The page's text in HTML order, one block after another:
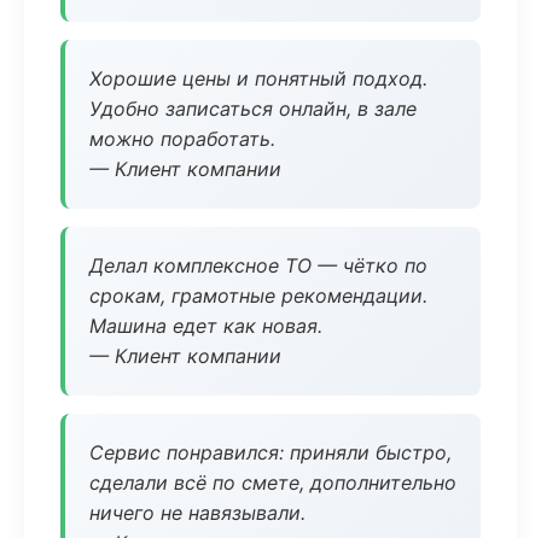
Хорошие цены и понятный подход.
Удобно записаться онлайн, в зале
можно поработать.
— Клиент компании
Делал комплексное ТО — чётко по
срокам, грамотные рекомендации.
Машина едет как новая.
— Клиент компании
Сервис понравился: приняли быстро,
сделали всё по смете, дополнительно
ничего не навязывали.